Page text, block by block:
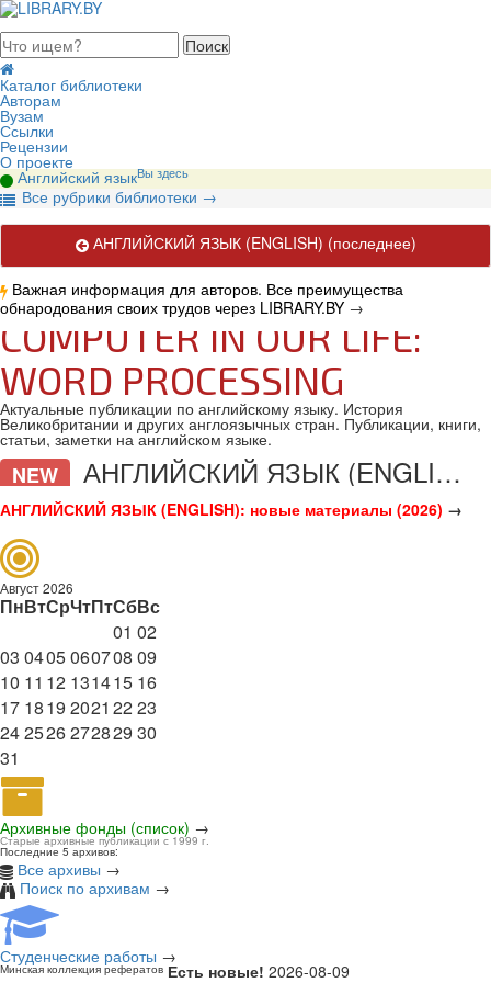
2026, воскресенье
Каталог библиотеки
Авторам
Вузам
Ссылки
Рецензии
О проекте
Английский языкВы здесь
Все рубрики библиотеки →
АНГЛИЙСКИЙ ЯЗЫК (ENGLISH) (последнее)
Важная информация для авторов. Все преимущества
обнародования своих трудов через LIBRARY.BY →
COMPUTER IN OUR LIFE:
WORD PROCESSING
Актуальные публикации по английскому языку. История
Великобритании и других англоязычных стран. Публикации, книги,
статьи, заметки на английском языке.
NEW АНГЛИЙСКИЙ ЯЗЫК (ENGLISH)
АНГЛИЙСКИЙ ЯЗЫК (ENGLISH): новые материалы (2026) →
Август 2026
ПнВтСрЧтПтСбВс
01 02
03 0405060708 09
10 11 12 131415 16
17 1819 2021 2223
242526272829 30
31
Архивные фонды (список) →
Старые архивные публикации с 1999 г.
Последние 5 архивов:
Все архивы →
Поиск по архивам →
Студенческие работы →
Минская коллекция рефератов Есть новые! 2026-08-09